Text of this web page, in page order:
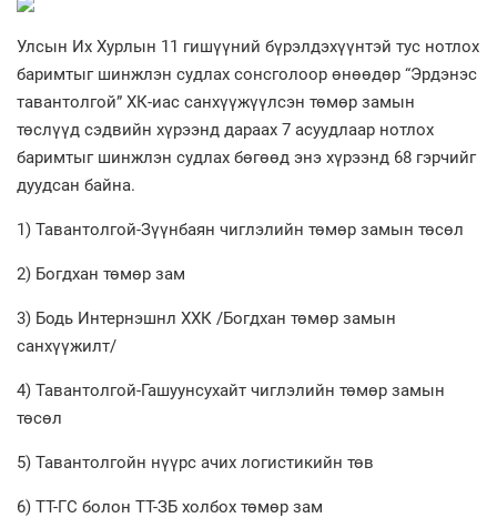
Улсын Их Хурлын 11 гишүүний бүрэлдэхүүнтэй тус нотлох
баримтыг шинжлэн судлах сонсголоор өнөөдөр “Эрдэнэс
тавантолгой” ХК-иас санхүүжүүлсэн төмөр замын
төслүүд сэдвийн хүрээнд дараах 7 асуудлаар нотлох
баримтыг шинжлэн судлах бөгөөд энэ хүрээнд 68 гэрчийг
дуудсан байна.
1) Тавантолгой-Зүүнбаян чиглэлийн төмөр замын төсөл
2) Богдхан төмөр зам
3) Бодь Интернэшнл ХХК /Богдхан төмөр замын
санхүүжилт/
4) Тавантолгой-Гашуунсухайт чиглэлийн төмөр замын
төсөл
5) Тавантолгойн нүүрс ачих логистикийн төв
6) ТТ-ГС болон ТТ-ЗБ холбох төмөр зам